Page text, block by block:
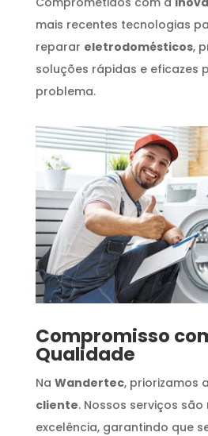
mais recentes tecnologias
reparar eletrodomésticos,
soluções rápidas e eficazes
problema.
Compromisso
Qualidade
Na Wandertec, priorizamos a
cliente. Nossos serviços
excelência, garantindo que